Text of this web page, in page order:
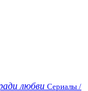
любви Сериалы /